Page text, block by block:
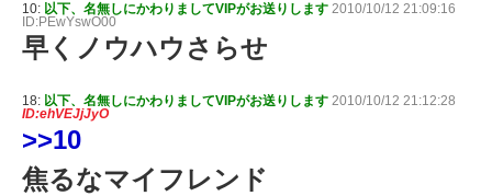
10: 以下、名無しにかわりましてVIPがお送りします 2010/10/12 21:09:16
ID:PEwYswO00
早くノウハウさらせ
18: 以下、名無しにかわりましてVIPがお送りします 2010/10/12 21:12:28
ID:ehVEJjJyO
>>10
焦るなマイフレンド